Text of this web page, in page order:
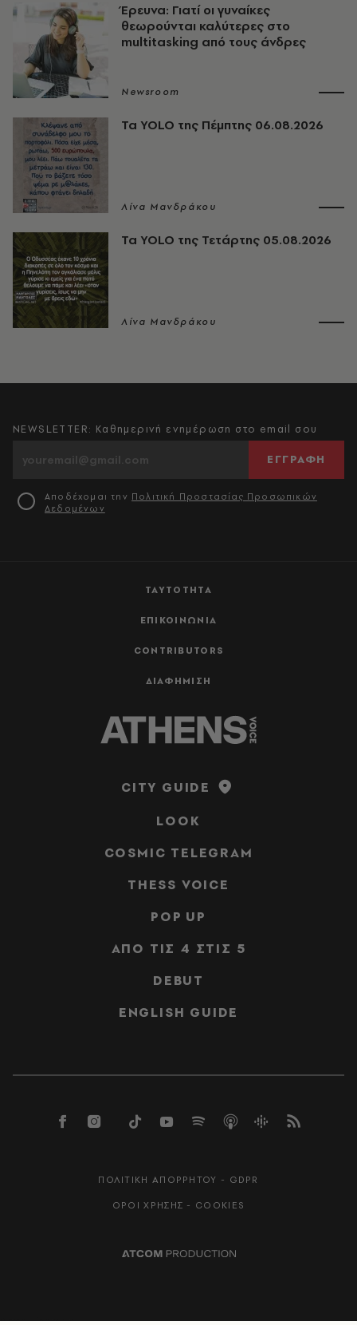
Έρευνα: Γιατί οι γυναίκες
θεωρούνται καλύτερες στο
multitasking από τους άνδρες
Newsroom
Τα YOLO της Πέμπτης 06.08.2026
Λίνα Μανδράκου
Τα YOLO της Τετάρτης 05.08.2026
Λίνα Μανδράκου
ΤΑΥΤΟΤΗΤΑ
ΕΠΙΚΟΙΝΩΝΙΑ
CONTRIBUTORS
ΔΙΑΦΗΜΙΣΗ
NEWSLETTER: Καθημερινή ενημέρωση στο email σου
ΕΓΓΡΑΦΗ
Αποδέχομαι την Πολιτική Προστασίας Προσωπικών
Δεδομένων
CITY GUIDE
LOOK
COSMIC TELEGRAM
THESS VOICE
POP UP
ΑΠΟ ΤΙΣ 4 ΣΤΙΣ 5
DEBUT
ENGLISH GUIDE
ΠΟΛΙΤΙΚΗ ΑΠΟΡΡΗΤΟΥ - GDPR
ΟΡΟΙ ΧΡΗΣΗΣ - COOKIES